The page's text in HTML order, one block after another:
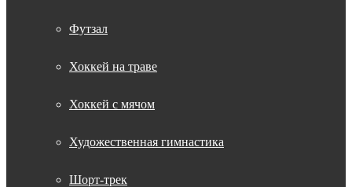
Футзал
Хоккей на траве
Хоккей с мячом
Художественная гимнастика
Шорт-трек